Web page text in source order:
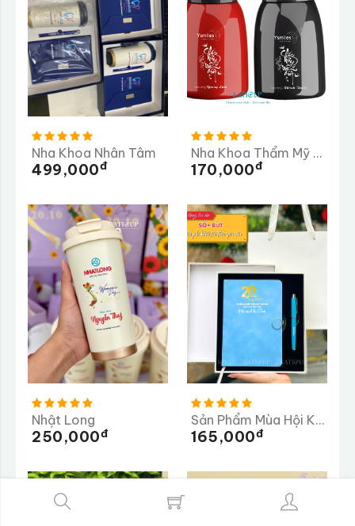
Nha Khoa Nhân Tâm
499,000Đ
Nha Khoa Thẩm Mỹ Ysmiles
170,000Đ
Nhật Long
250,000Đ
Sản Phẩm Mùa Hội Khóa
165,000Đ